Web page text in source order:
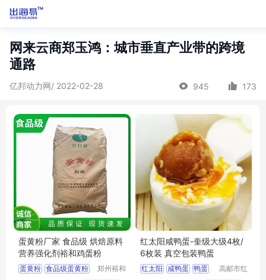
网来云商郑玉鸿：城市垂直产业带的跨境
通路
亿邦动力网/ 2022-02-28 945 173
蛋黄粉厂家 食品级 烘焙原料
营养强化剂裕和鸡蛋粉
蛋黄粉 食品级蛋黄粉
郑州裕和
红太阳咸鸭蛋-奎级大级4枚/
6枚装 真空包装鸭蛋
红太阳 咸鸭蛋 鸭蛋
高邮市红